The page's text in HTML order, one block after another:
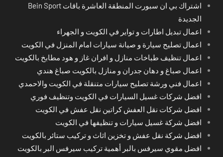
اشتراك بي ان سبورت المنطقة العاشرة باقات Bein Sport
الجديدة
اعمال تبديل اطارات و تواير في الكويت و الجهراء
اعمال تصليح سيارة و صيانة سيارات امام المنزل في الكويت
اعمال تنظيف طباخات منازل و افران غاز و هود مطابخ بالكويت
اعمال صباغ و دهان جدران و منازل بالكويت صباغ هندي
اعمال فني ورشة تصليح سيارات متنقلة في الكويت والاحمدي
افضل شركات غسيل السيارات في الكويت وتنظيف فوري
افضل شركات نقل العفش كراتين نقل عفش في الكويت
افضل شركة غسيل سيارات و تنظيفها في الكويت
افضل شركة نقل عفش و تخزين اثاث و تركيب ستائر بالكويت
افضل مقوي سيرفس بالبر أهمية تركيب سيرفس البر بالكويت